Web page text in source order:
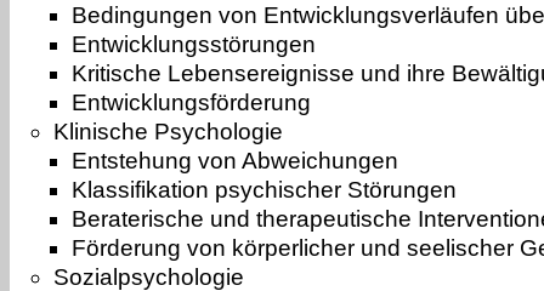
Bedingungen von Entwicklungsverläufen
Entwicklungsstörungen
Kritische Lebensereignisse und ihre
Entwicklungsförderung
Klinische Psychologie
Entstehung von Abweichungen
Klassifikation psychischer Störungen
Beraterische und therapeutische
Förderung von körperlicher und seelischer
Sozialpsychologie